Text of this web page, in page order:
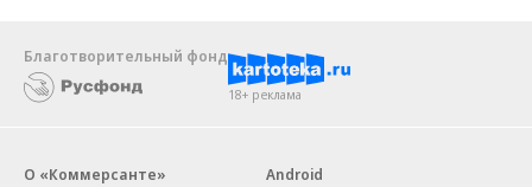
Благотворительный фонд
18+ реклама
О «Коммерсанте»
Android